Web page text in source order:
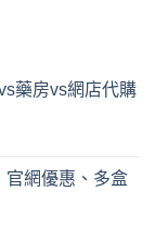
藥房vs網店代購
官網優惠、多盒